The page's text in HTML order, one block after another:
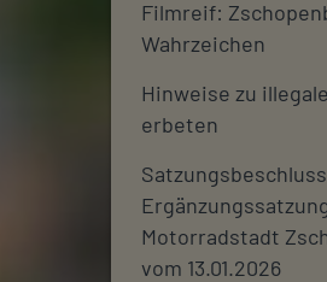
Filmreif:
Wahrzeichen
Hinweise zu
erbeten
Motorradstadt
vom 13.01.2026